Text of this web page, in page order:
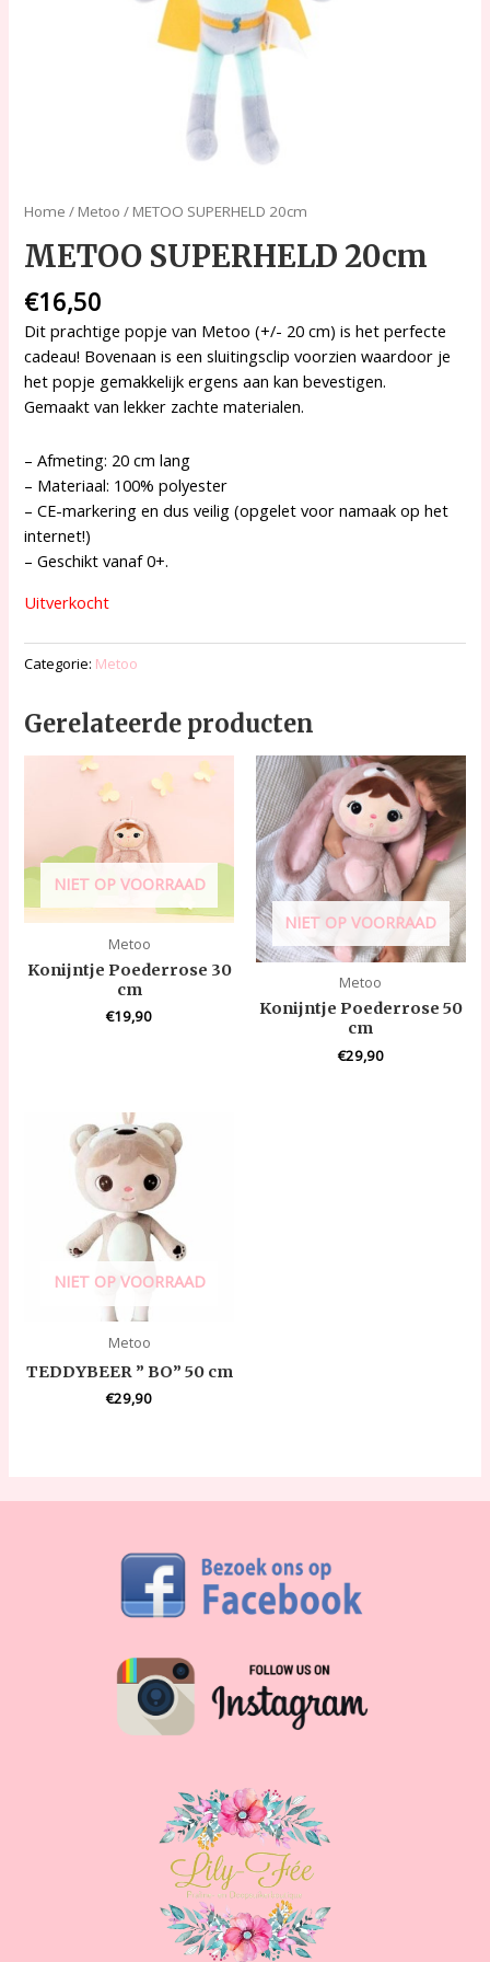
Home / Metoo / METOO SUPERHELD 20cm
METOO SUPERHELD 20cm
€16,50
Dit prachtige popje van Metoo (+/- 20 cm) is het perfecte
cadeau! Bovenaan is een sluitingsclip voorzien waardoor je
het popje gemakkelijk ergens aan kan bevestigen.
Gemaakt van lekker zachte materialen.
– Afmeting: 20 cm lang
– Materiaal: 100% polyester
– CE-markering en dus veilig (opgelet voor namaak op het
internet!)
– Geschikt vanaf 0+.
Uitverkocht
Categorie: Metoo
Gerelateerde producten
NIET OP VOORRAAD
Metoo
Konijntje Poederrose 30
cm
€19,90
NIET OP VOORRAAD
Metoo
Konijntje Poederrose 50
cm
€29,90
NIET OP VOORRAAD
Metoo
TEDDYBEER ” BO” 50 cm
€29,90